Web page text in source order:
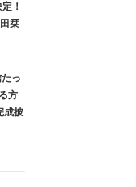
！
栞
っ
方
成披